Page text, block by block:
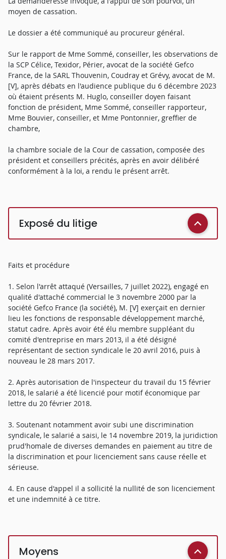
moyen de cassation.
Le dossier a été communiqué au procureur général.
Sur le rapport de Mme Sommé, conseiller, les observations de
la SCP Célice, Texidor, Périer, avocat de la société Gefco
France, de la SARL Thouvenin, Coudray et Grévy, avocat de M.
[V], après débats en l'audience publique du 6 décembre 2023
où étaient présents M. Huglo, conseiller doyen faisant
fonction de président, Mme Sommé, conseiller rapporteur,
Mme Bouvier, conseiller, et Mme Pontonnier, greffier de
chambre,
la chambre sociale de la Cour de cassation, composée des
président et conseillers précités, après en avoir délibéré
conformément à la loi, a rendu le présent arrêt.
Exposé du litige
Faits et procédure
1. Selon l'arrêt attaqué (Versailles, 7 juillet 2022), engagé en
qualité d'attaché commercial le 3 novembre 2000 par la
société Gefco France (la société), M. [V] exerçait en dernier
lieu les fonctions de responsable développement marché,
statut cadre. Après avoir été élu membre suppléant du
comité d'entreprise en mars 2013, il a été désigné
représentant de section syndicale le 20 avril 2016, puis à
nouveau le 28 mars 2017.
2. Après autorisation de l'inspecteur du travail du 15 février
2018, le salarié a été licencié pour motif économique par
lettre du 20 février 2018.
3. Soutenant notamment avoir subi une discrimination
syndicale, le salarié a saisi, le 14 novembre 2019, la juridiction
prud'homale de diverses demandes en paiement au titre de
la discrimination et pour licenciement sans cause réelle et
sérieuse.
4. En cause d'appel il a sollicité la nullité de son licenciement
et une indemnité à ce titre.
Moyens